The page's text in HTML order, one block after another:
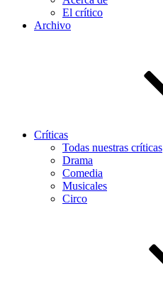
El crítico
Archivo
Críticas
Todas nuestras críticas
Drama
Comedia
Musicales
Circo